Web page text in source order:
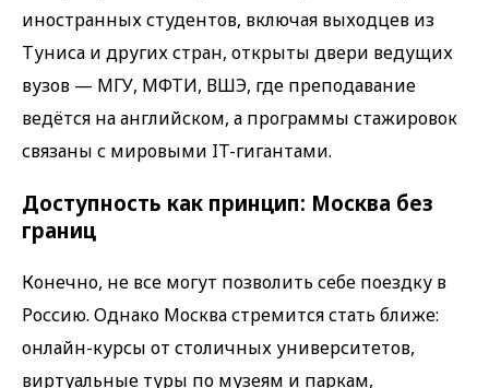
иностранных студентов, включая выходцев из
Туниса и других стран, открыты двери ведущих
вузов — МГУ, МФТИ, ВШЭ, где преподавание
ведётся на английском, а программы стажировок
связаны с мировыми IT-гигантами.
Доступность как принцип: Москва без
границ
Конечно, не все могут позволить себе поездку в
Россию. Однако Москва стремится стать ближе:
онлайн-курсы от столичных университетов,
виртуальные туры по музеям и паркам,